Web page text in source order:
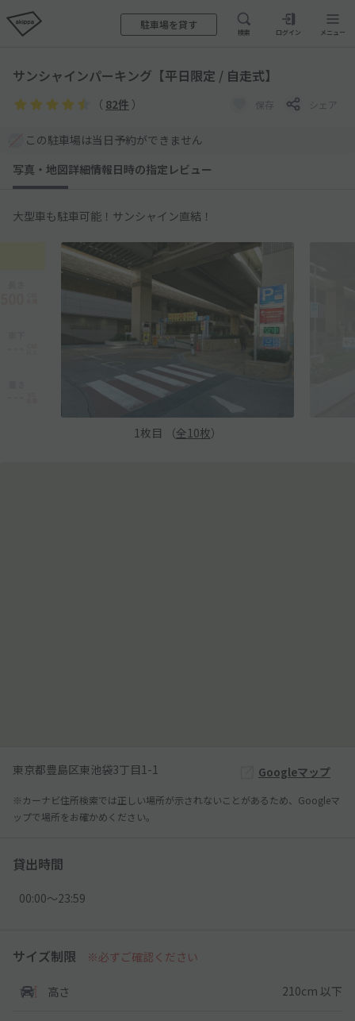
駐車場を貸す
検索 ログイン メニュー
サンシャインパーキング【平日限定 / 自走式】
（ 82件 ） 保存 シェア
この駐車場は当日予約ができません
写真・地図詳細情報日時の指定 レビュー
大型車も駐車可能！サンシャイン直結！
1 枚目 （全10枚）
東京都豊島区東池袋3丁目1-1 Googleマップ
※カーナビ住所検索では正しい場所が示されないことがあるため、Googleマ
ップで場所をお確かめください。
貸出時間
00:00〜23:59
サイズ制限 ※必ずご確認ください
高さ 210cm 以下